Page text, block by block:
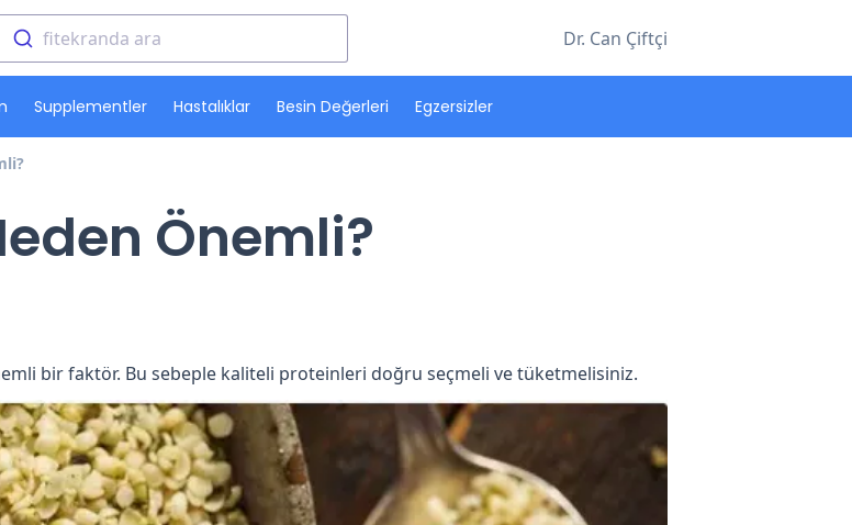
fitekranda ara Dr. Can Çiftçi
Supplementler Hastalıklar Besin Değerleri Egzersizler
Önemli?
bir faktör. Bu sebeple kaliteli proteinleri doğru seçmeli ve tüketmelisiniz.